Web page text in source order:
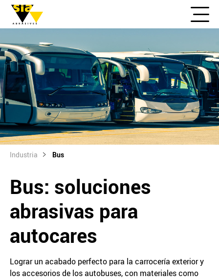
Industria Bus
Bus: soluciones
abrasivas para
autocares
Lograr un acabado perfecto para la carrocería exterior y
los accesorios de los autobuses, con materiales como